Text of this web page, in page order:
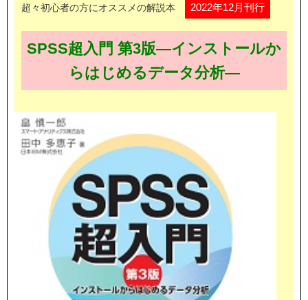
超々初心者の方にオススメの解説本 2022年12月刊行
SPSS超入門 第3版―インストールか
らはじめるデータ分析―